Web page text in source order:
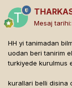
Mesaj tarihi:
HH yi tanimadan
uodan beri tanirim
turkiyede kurulmus
kurallari belli disina